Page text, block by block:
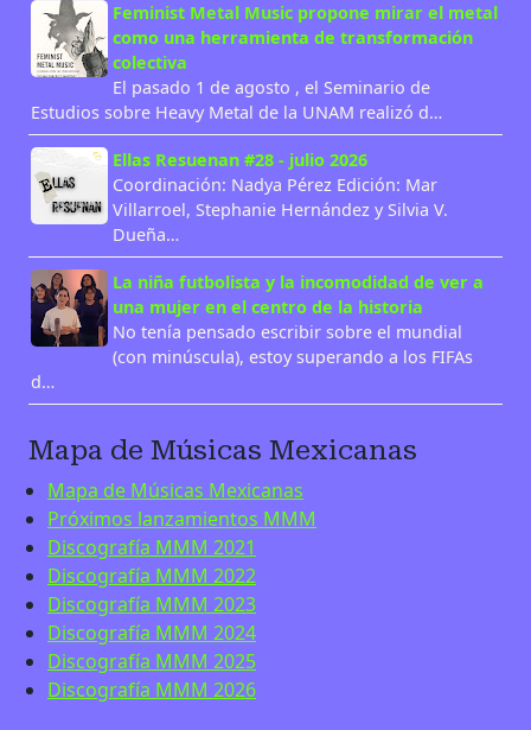
Feminist Metal Music propone mirar el metal
como una herramienta de transformación
colectiva
El pasado 1 de agosto , el Seminario de
Estudios sobre Heavy Metal de la UNAM realizó d…
Ellas Resuenan #28 - julio 2026
Coordinación: Nadya Pérez Edición: Mar
Villarroel, Stephanie Hernández y Silvia V.
Dueña…
La niña futbolista y la incomodidad de ver a
una mujer en el centro de la historia
No tenía pensado escribir sobre el mundial
(con minúscula), estoy superando a los FIFAs
d…
Mapa de Músicas Mexicanas
Mapa de Músicas Mexicanas
Próximos lanzamientos MMM
Discografía MMM 2021
Discografía MMM 2022
Discografía MMM 2023
Discografía MMM 2024
Discografía MMM 2025
Discografía MMM 2026